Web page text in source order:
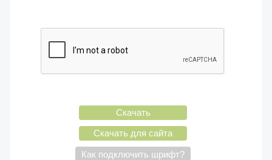
Скачать
Скачать для сайта
Как подключить шрифт?